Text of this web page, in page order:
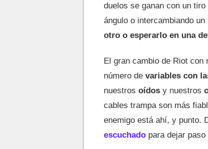
duelos se ganan con un
ángulo o intercambiando un
otro o esperarlo en una
El gran cambio de Riot con
número de variables con
nuestros oídos y nuestros
cables trampa son más
enemigo está ahí, y punto.
escuchado para dejar